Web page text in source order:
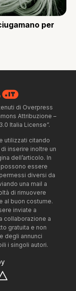
per
di Overpress
Attribuzione –
Italia License”.
utilizzati citando
inserire inoltre un
dell’articolo. In
essere
diversi da
una mail a
di rimuovere
al buon costume.
inviate a
collaborazione a
gratuita e non
degli annunci
i singoli autori.